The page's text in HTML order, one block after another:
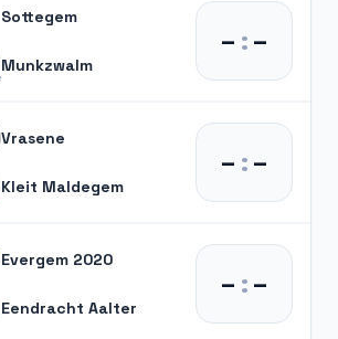
Sottegem
Munkzwalm
– :–
Vrasene
Kleit Maldegem
– :–
Evergem 2020
Eendracht Aalter
– :–